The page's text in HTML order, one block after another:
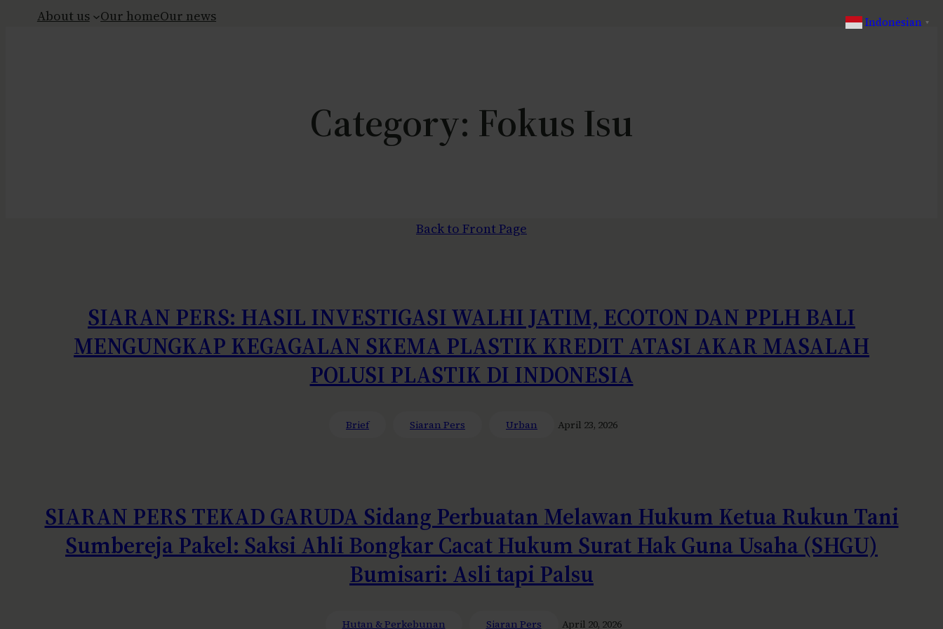
About us Our homeOur news
Category: Fokus Isu
Back to Front Page
SIARAN PERS: HASIL INVESTIGASI WALHI JATIM, ECOTON DAN PPLH BALI
MENGUNGKAP KEGAGALAN SKEMA PLASTIK KREDIT ATASI AKAR MASALAH
POLUSI PLASTIK DI INDONESIA
Brief Siaran Pers Urban April 23, 2026
SIARAN PERS TEKAD GARUDA Sidang Perbuatan Melawan Hukum Ketua Rukun Tani
Sumbereja Pakel: Saksi Ahli Bongkar Cacat Hukum Surat Hak Guna Usaha (SHGU)
Bumisari: Asli tapi Palsu
Hutan & Perkebunan Siaran Pers April 20, 2026
Indonesian ▼